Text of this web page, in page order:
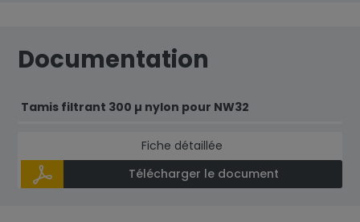
Documentation
Tamis filtrant 300 µ nylon pour NW32
Fiche détaillée
Télécharger le document